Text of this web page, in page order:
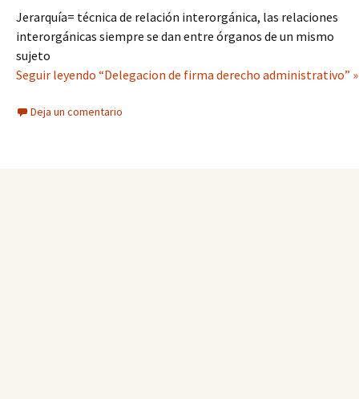
Jerarquía= técnica de relación interorgánica, las relaciones
interorgánicas siempre se dan entre órganos de un mismo
sujeto
Seguir leyendo “Delegacion de firma derecho administrativo” »
Deja un comentario